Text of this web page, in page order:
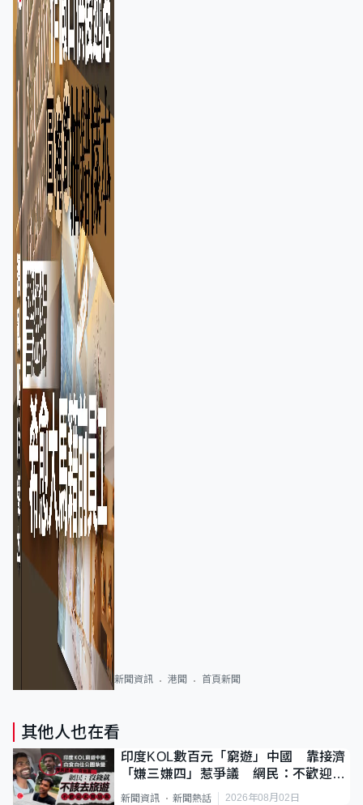
新聞資訊 港聞 首頁新聞
其他人也在看
印度KOL數百元「窮遊」中國 靠接濟
「嫌三嫌四」惹爭議 網民：不歡迎劣
質旅客
新聞資訊 新聞熱話 2026年08月02日